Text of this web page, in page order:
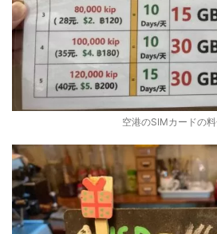
空港のSIMカードの